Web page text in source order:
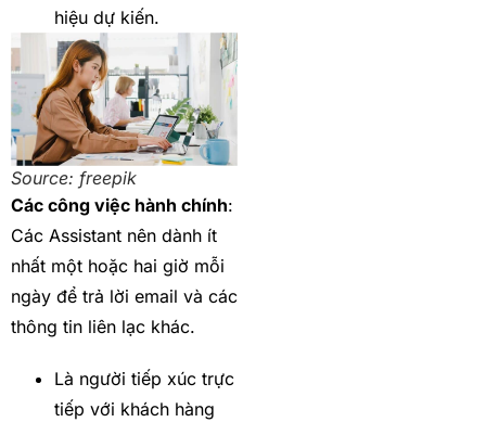
hiệu dự kiến.
Source: freepik
Các công việc hành chính:
Các Assistant nên dành ít
nhất một hoặc hai giờ mỗi
ngày để trả lời email và các
thông tin liên lạc khác.
Là người tiếp xúc trực
tiếp với khách hàng